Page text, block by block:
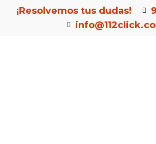
¡Resolvemos tus dudas!